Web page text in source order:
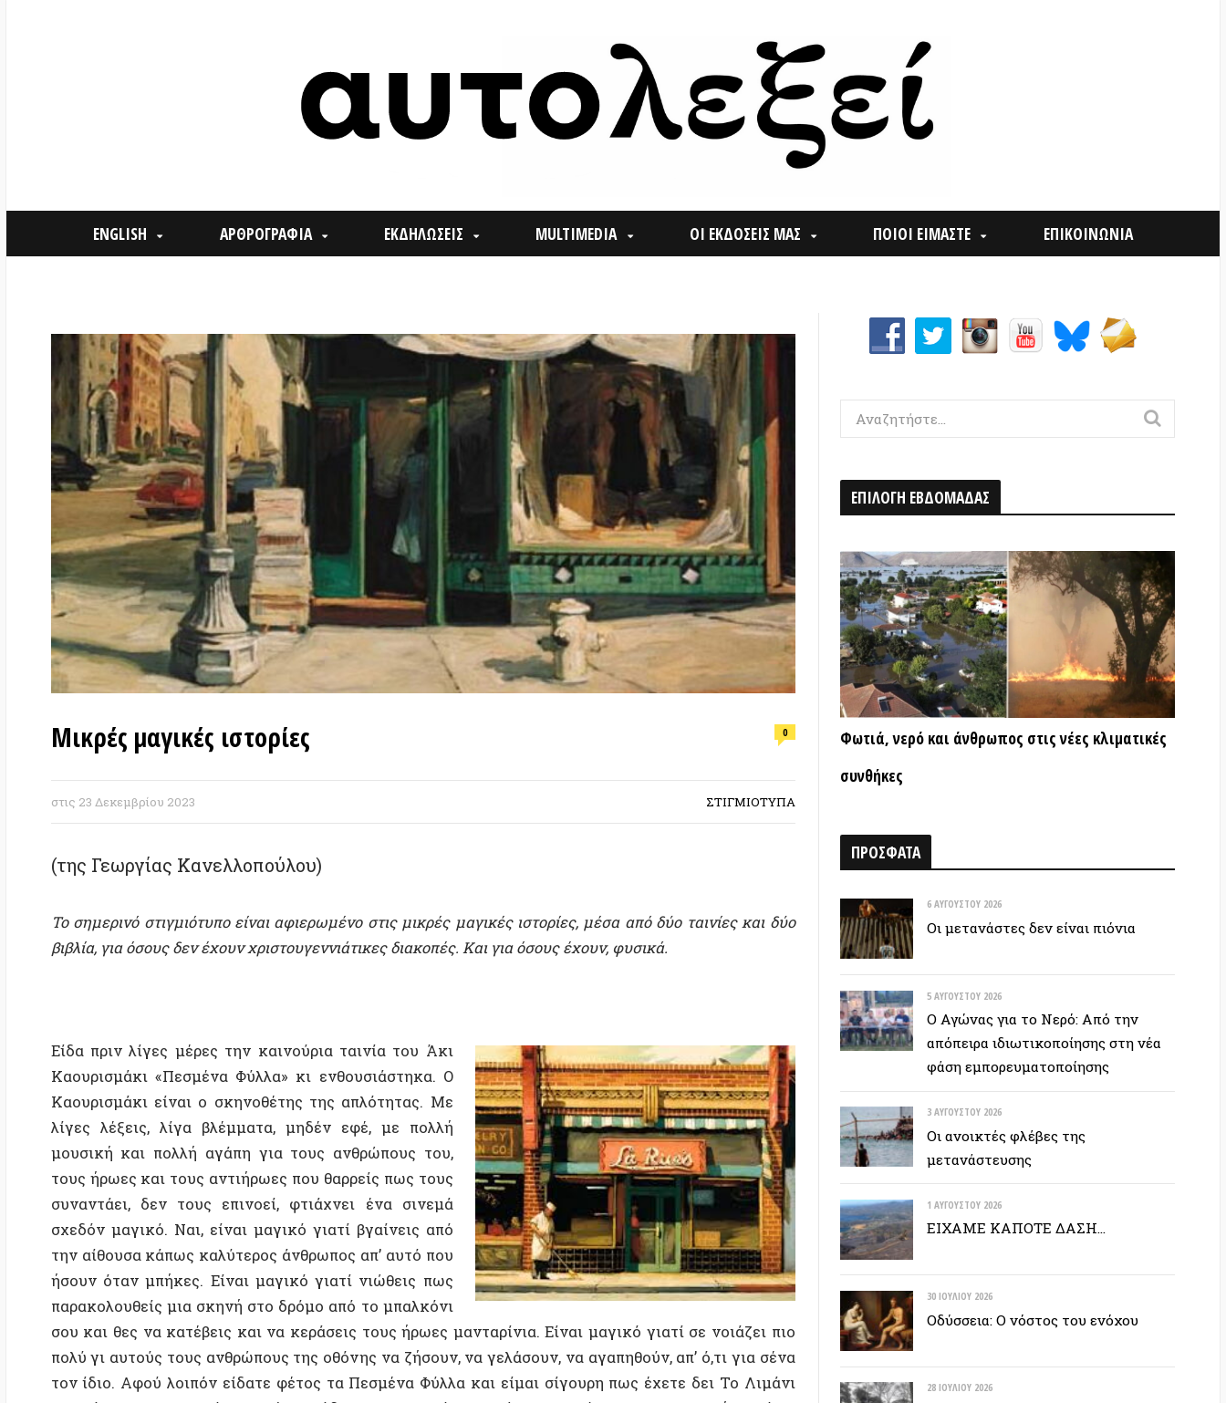
ENGLISH ΑΡΘΡΟΓΡΑΦΙΑ ΕΚΔΗΛΩΣΕΙΣ MULTIMEDIA ΟΙ ΕΚΔΟΣΕΙΣ ΜΑΣ ΠΟΙΟΙ ΕΙΜΑΣΤΕ ΕΠΙΚΟΙΝΩΝΙΑ
Μικρές μαγικές ιστορίες
στις 23 Δεκεμβρίου 2023
(της Γεωργίας Κανελλοπούλου)
βιβλία, για όσους δεν έχουν χριστουγεννιάτικες διακοπές. Και για όσους έχουν, φυσικά.
Είδα πριν λίγες μέρες την καινούρια ταινία του Άκι
μουσική και πολλή αγάπη για τους ανθρώπους του,
τους ήρωες και τους αντιήρωες που θαρρείς πως τους
συναντάει, δεν τους επινοεί, φτιάχνει ένα σινεμά
σχεδόν μαγικό. Ναι, είναι μαγικό γιατί βγαίνεις από
την αίθουσα κάπως καλύτερος άνθρωπος απ’ αυτό που
ήσουν όταν μπήκες. Είναι μαγικό γιατί νιώθεις πως
παρακολουθείς μια σκηνή στο δρόμο από το μπαλκόνι
σου και θες να κατέβεις και να κεράσεις τους ήρωες μανταρίνια. Είναι μαγικό γιατί σε νοιάζει πιο
πολύ γι αυτούς τους ανθρώπους της οθόνης να ζήσουν, να γελάσουν, να αγαπηθούν, απ’ ό,τι για σένα
τον ίδιο. Αφού λοιπόν είδατε φέτος τα Πεσμένα Φύλλα και είμαι σίγουρη πως έχετε δει Το Λιμάνι
της Χάβρης, σας προτείνω για ένα βράδυ και την ταινία του Φώτα στο Σούρουπο. Οι χαρακτήρες είναι
πάλι αντιηρωικοί σαν εμάς όλους, κι έτσι πάμε μαζί τους στα λιμανίσια μπαρ και πίνουμε κατιτίς,
οδηγούμε ευτυχείς το παρακμιακό τους αυτοκίνητο, μας κλέβουν τα (όποια) λεφτά, τρώμε ξύλο,
πιάνουμε το χέρι κάποιου, τον πάμε κάπου, μας πάει κάπου κι αυτός. Όταν τελειώσει η ταινία, ίσως
ψιθυρίζετε κι εσείς για ώρες, ίσως και μέρες, αυτό το τραγούδι των Can:
She brings the rain, it feels
like spring /magic mushrooms out of dreams…
ΕΠΙΛΟΓΗ ΕΒΔΟΜΑΔΑΣ
Φωτιά, νερό και άνθρωπος στις νέες κλιματικές
Οι μετανάστες δεν είναι πιόνια
5 ΑΥΓΟΎΣΤΟΥ 2026
Ο Αγώνας για το Νερό: Από την
απόπειρα ιδιωτικοποίησης στη νέα
3 ΑΥΓΟΎΣΤΟΥ 2026
Οι ανοικτές φλέβες της
μετανάστευσης
1 ΑΥΓΟΎΣΤΟΥ 2026
ΕΙΧΑΜΕ ΚΑΠΟΤΕ ΔΑΣΗ…
Οδύσσεια: Ο νόστος του ενόχου
28 ΙΟΥΛΊΟΥ 2026
Σταματήστε τα πάντα για να
μπορέσουμε να συνεχίσουμε
ΝΕΟ ΒΙΒΛΙΟ